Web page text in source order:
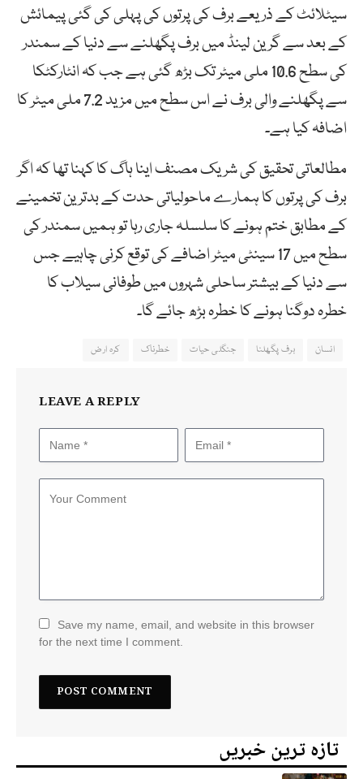
سیٹلائٹ کے ذریعے برف کی پرتوں کی پہلی کی گئی پیمائش
کے بعد سے گرین لینڈ میں برف پگھلنے سے دنیا کے سمندر
کی سطح 10.6 ملی میٹر تک بڑھ گئی ہے جب کہ انٹارکٹکا
سے پگھلنے والی برف نے اس سطح میں مزید 7.2 ملی میٹر کا
اضافہ کیا ہے۔
مطالعاتی تحقیق کی شریک مصنف اینا ہاگ کا کہنا تھا کہ اگر
برف کی پرتوں کا ہمارے ماحولیاتی حدت کے بدترین تخمینے
کے مطابق ختم ہونے کا سلسلہ جاری رہا تو ہمیں سمندر کی
سطح میں 17 سینٹی میٹر اضافے کی توقع کرنی چاہیے جس
سے دنیا کے بیشتر ساحلی شہروں میں طوفانی سیلاب کا
خطرہ دوگنا ہونے کا خطرہ بڑھ جائے گا۔
انسان برف پگھلنا جنگلی حیات خطرناک کرہ ارض
LEAVE A REPLY
Save my name, email, and website in this browser
for the next time I comment.
تازہ ترین خبریں